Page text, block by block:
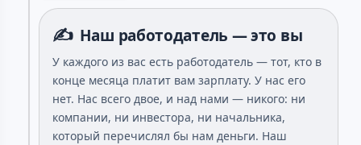
✍️ Наш работодатель — это вы
У каждого из вас есть работодатель — тот, кто в
конце месяца платит вам зарплату. У нас его
нет. Нас всего двое, и над нами — никого: ни
компании, ни инвестора, ни начальника,
который перечислял бы нам деньги. Наш